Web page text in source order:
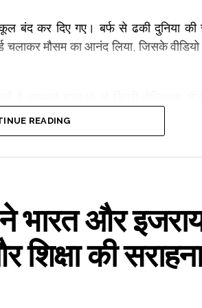
स्कूल बंद कर दिए गए। बर्फ से ढकी दुनिया
चलाकर मौसम का आनंद लिया, जिसके
कर दिए गए हैं, जबकि क्राइस्टचर्च हवाई
से बचने की अपील की है।
के मुताबिक, गुरुवार कई इलाकों में इस वर्ष
बिजली मांग दर्ज होने की जानकारी दी
READING
भारत और
की